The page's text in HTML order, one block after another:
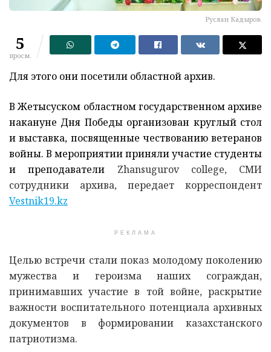
Руслан Кадыров.
5
просм.
Для этого они посетили областной архив.
В Жетысуском областном государственном архиве
накануне Дня Победы организован круглый стол
и выставка, посвященные чествованию ветеранов
войны. В мероприятии приняли участие студенты
и преподаватели Zhansugurovcollege, СМИ
сотрудники архива, передает корреспондент
Vestnik19.kz
РЕКЛАМА
Целью встречи стали показ молодому поколению
мужества и героизма наших сограждан,
принимавших участие в той войне, раскрытие
важности воспитательного потенциала архивных
документов в формировании казахстанского
патриотизма.